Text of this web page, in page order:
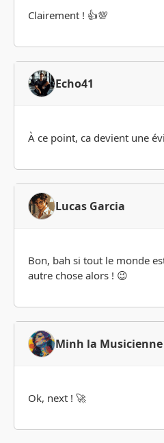
Clairement ! 👍💯
Echo41
À ce point, ca devient une
Lucas Garcia
Bon, bah si tout le monde
autre chose alors ! 😉
Minh la Musicienne
Ok, next ! 🚀